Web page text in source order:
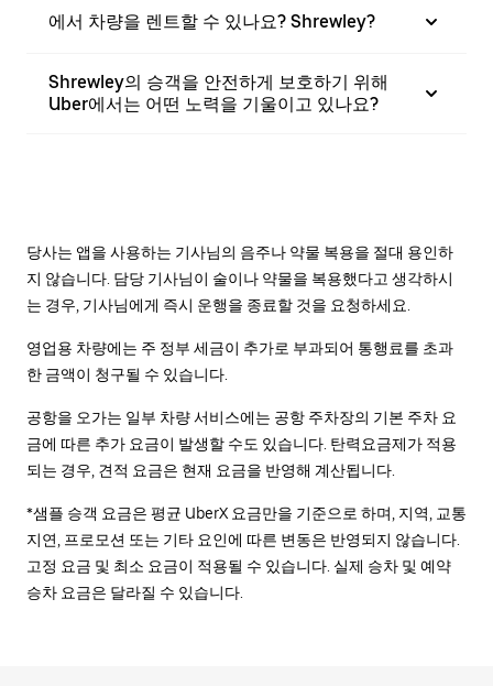
에서 차량을 렌트할 수 있나요? Shrewley?
Shrewley의 승객을 안전하게 보호하기 위해
Uber에서는 어떤 노력을 기울이고 있나요?
당사는 앱을 사용하는 기사님의 음주나 약물 복용을 절대 용인하
지 않습니다. 담당 기사님이 술이나 약물을 복용했다고 생각하시
는 경우, 기사님에게 즉시 운행을 종료할 것을 요청하세요.
영업용 차량에는 주 정부 세금이 추가로 부과되어 통행료를 초과
한 금액이 청구될 수 있습니다.
공항을 오가는 일부 차량 서비스에는 공항 주차장의 기본 주차 요
금에 따른 추가 요금이 발생할 수도 있습니다. 탄력요금제가 적용
되는 경우, 견적 요금은 현재 요금을 반영해 계산됩니다.
*샘플 승객 요금은 평균 UberX 요금만을 기준으로 하며, 지역, 교통
지연, 프로모션 또는 기타 요인에 따른 변동은 반영되지 않습니다.
고정 요금 및 최소 요금이 적용될 수 있습니다. 실제 승차 및 예약
승차 요금은 달라질 수 있습니다.